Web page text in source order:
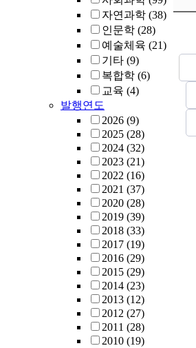
자연과학 (38)
인문학 (28)
예술체육 (21)
기타 (9)
복합학 (6)
교육 (4)
발행연도
2026 (9)
2025 (28)
2024 (32)
2023 (21)
2022 (16)
2021 (37)
2020 (28)
2019 (39)
2018 (33)
2017 (19)
2016 (29)
2015 (29)
2014 (23)
2013 (12)
2012 (27)
2011 (28)
2010 (19)